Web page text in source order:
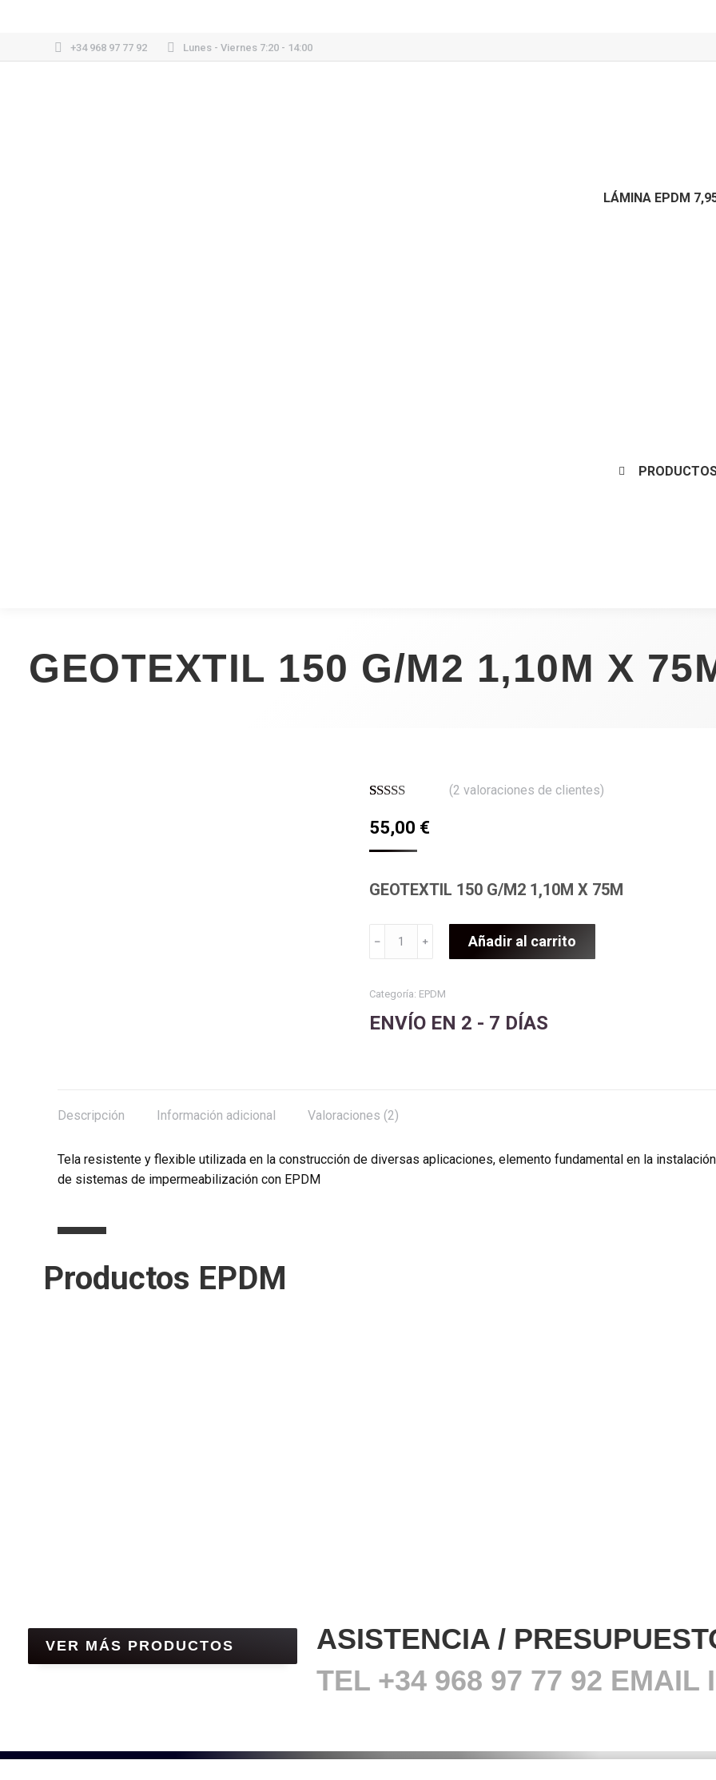
+34 968 97 77 92 Lunes - Viernes 7:20 - 14:00
LÁMINA EPDM
GEOTEXTIL 150 G/M2 1,10M X
55,00 €
con 5.00 de
5 en base a
(2 valoraciones de clientes)
GEOTEXTIL 150 G/M2 1,10M X 75M
GEOTEXTIL
1,10M
X
75M
﹣ ﹢ Añadir al carrito
Categoría: EPDM
ENVÍO EN 2 - 7 DÍAS
Descripción Información adicional Valoraciones (2)
Tela resistente y flexible utilizada en la construcción de diversas aplicaciones, elemento fundamental en la instalación
de sistemas de impermeabilización con EPDM
Productos EPDM
VER MÁS PRODUCTOS‎
ASISTENCIA /
TEL +34 968 97 77 92 EMAIL